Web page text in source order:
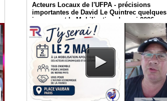
Acteurs Locaux de l'UFPA - précisions
importantes de David Le Quintrec quelques
jours avant la Mobilisation du mai 2026 aux
Invalides Paris